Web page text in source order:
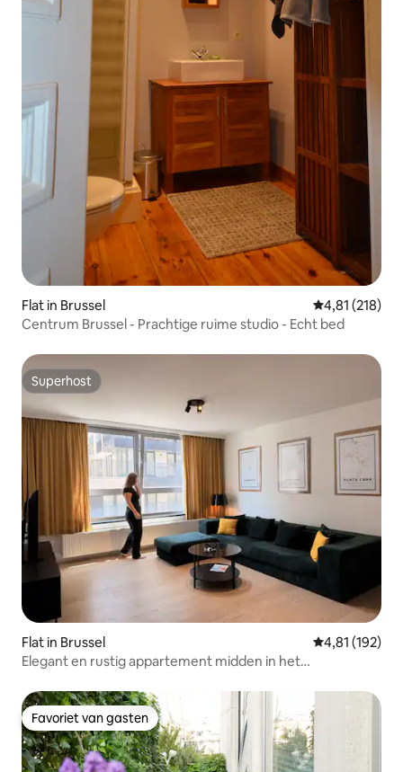
Flat in Brussel Gemiddelde
4,81 (218)
Centrum Brussel - Prachtige ruime studio - Echt bed
Superhost
Superhost
Flat in Brussel Gemiddelde
4,81 (192)
Elegant en rustig appartement midden in het
Favoriet van gasten
Favoriet van gasten